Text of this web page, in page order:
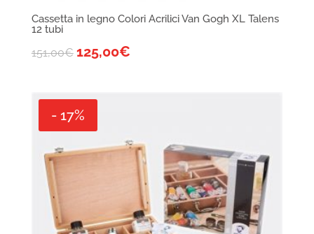
Cassetta in legno Colori Acrilici Van Gogh XL Talens
12 tubi
151,00€ 125,00€
- 17%